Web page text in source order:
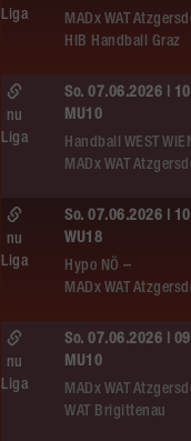
MADx WAT
HIB Handball Graz
Liga
So. 07.06.2026 |
MU10
Handball WEST
MADx WAT
nu
Liga
So. 07.06.2026 |
WU18
Hypo NÖ –
MADx WAT
nu
Liga
So. 07.06.2026 |
MU10
MADx WAT
WAT Brigittenau
nu
Liga